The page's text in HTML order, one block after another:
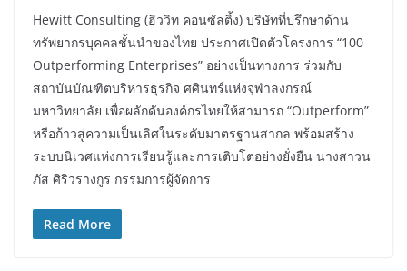
Hewitt Consulting (ฮิววิท คอนซัลติ้ง) บริษัทที่ปรึกษาด้าน
ทรัพยากรบุคคลชั้นนำของไทย ประกาศเปิดตัวโครงการ “100
Outperforming Enterprises” อย่างเป็นทางการ ร่วมกับ
สถาบันบัณฑิตบริหารธุรกิจ ศศินทร์แห่งจุฬาลงกรณ์
มหาวิทยาลัย เพื่อผลักดันองค์กรไทยให้สามารถ “Outperform”
หรือก้าวสู่ความเป็นเลิศในระดับมาตรฐานสากล พร้อมสร้าง
ระบบนิเวศแห่งการเรียนรู้และการเติบโตอย่างยั่งยืน นางสาวน
ภัส ศิริวรางกูร กรรมการผู้จัดการ
Read More